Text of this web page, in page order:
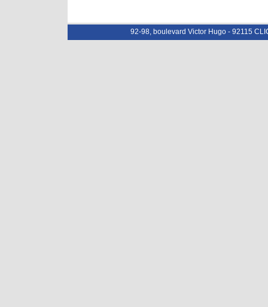
92-98, boulevard Victor Hugo - 92115